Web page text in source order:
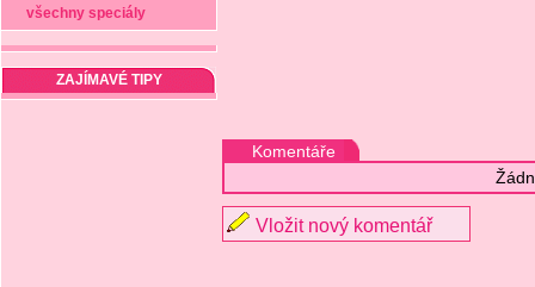
všechny speciály
ZAJÍMAVÉ TIPY
Komentáře
Vložit nový komentář